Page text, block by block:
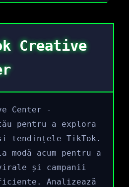
Creative
Center -
pentru a explora
tendințele TikTok.
acum pentru a
și campanii
Analizează